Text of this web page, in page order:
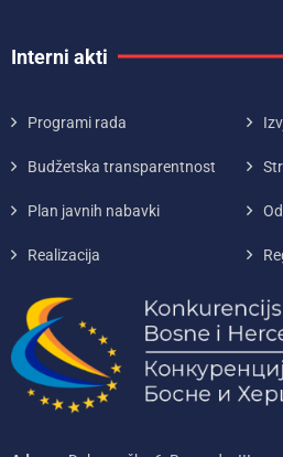
Interni akti
Programi rada
Budžetska transparentnost
Plan javnih nabavki
Realizacija